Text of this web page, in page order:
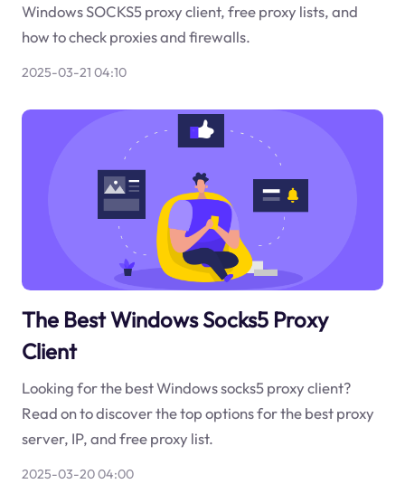
Windows SOCKS5 proxy client, free proxy lists, and
how to check proxies and firewalls.
2025-03-21 04:10
The Best Windows Socks5 Proxy
Client
Looking for the best Windows socks5 proxy client?
Read on to discover the top options for the best proxy
server, IP, and free proxy list.
2025-03-20 04:00